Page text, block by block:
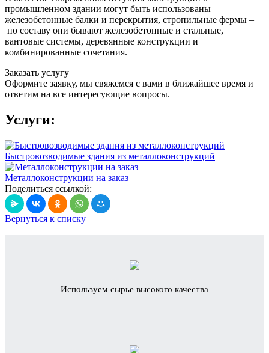
промышленном здании могут быть использованы
железобетонные балки и перекрытия, стропильные фермы –
по составу они бывают железобетонные и стальные,
вантовые системы, деревянные конструкции и
комбинированные сочетания.
Заказать услугу
Оформите заявку, мы свяжемся с вами в ближайшее время и
ответим на все интересующие вопросы.
Услуги:
Быстровозводимые здания из металлоконструкций
Металлоконструкции на заказ
Поделиться ссылкой:
Вернуться к списку
Используем сырье высокого качества